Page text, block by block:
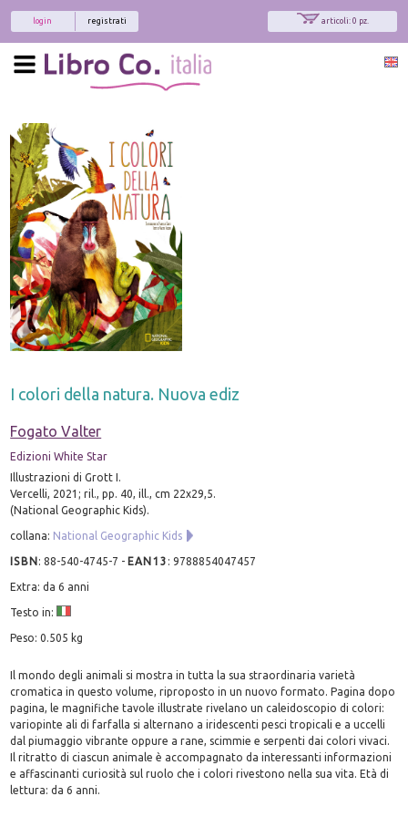
articoli: 0 pz.
registrati
login
I colori della natura. Nuova ediz
Fogato Valter
Edizioni White Star
Illustrazioni di Grott I.
Vercelli, 2021; ril., pp. 40, ill., cm 22x29,5.
(National Geographic Kids).
collana: National Geographic Kids
ISBN:88-540-4745-7 - EAN13 :9788854047457
Extra: da 6 anni
Testo in:
Peso: 0.505 kg
Il mondo degli animali si mostra in tutta la sua straordinaria varietà
cromatica in questo volume, riproposto in un nuovo formato. Pagina dopo
pagina, le magnifiche tavole illustrate rivelano un caleidoscopio di colori:
variopinte ali di farfalla si alternano a iridescenti pesci tropicali e a uccelli
dal piumaggio vibrante oppure a rane, scimmie e serpenti dai colori vivaci.
Il ritratto di ciascun animale è accompagnato da interessanti informazioni
e affascinanti curiosità sul ruolo che i colori rivestono nella sua vita. Età di
lettura: da 6 anni.